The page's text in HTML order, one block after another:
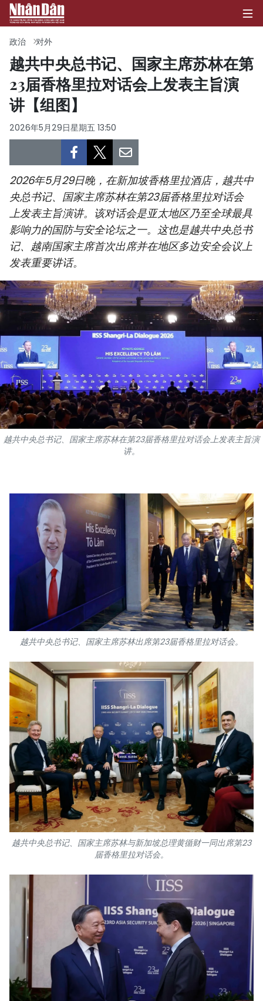
首页
经济
社会
环保
文化
体育
国际
旅游
友谊桥梁
史海
多功能媒体
图表新闻
图库
人民报社简介
TIẾNG VIỆT
ENGLISH
FRANÇAIS
РУССКИЙ
政治 对外
越共中央总书记、国家主席苏林在第
23届香格里拉对话会上发表主旨演
讲【组图】
2026年5月29日星期五 13:50
2026年5月29日晚，在新加坡香格里拉酒店，越共中
央总书记、国家主席苏林在第23届香格里拉对话会
上发表主旨演讲。该对话会是亚太地区乃至全球最具
影响力的国防与安全论坛之一。这也是越共中央总书
记、越南国家主席首次出席并在地区多边安全会议上
发表重要讲话。
越共中央总书记、国家主席苏林在第23届香格里拉对话会上发表主旨演
讲。
越共中央总书记、国家主席苏林出席第23届香格里拉对话会。
越共中央总书记、国家主席苏林与新加坡总理黄循财一同出席第23
届香格里拉对话会。